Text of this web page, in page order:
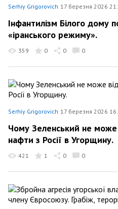
Serhiy Grigorovich 17 березня 2026
Інфантилізм Білого дому
«іранського режиму».
359 0 0 0
Serhiy Grigorovich 17 березня 2026
Чому Зеленський не може
нафти з Росії в Угорщину.
421 1 0 0